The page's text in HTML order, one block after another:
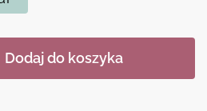
Dodaj do koszyka